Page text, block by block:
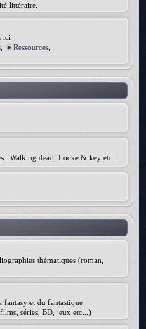
littéraire.
ici
Ressources
: Walking dead, Locke & key etc...
thématiques (roman,
fantasy et du fantastique.
séries, BD, jeux etc...)